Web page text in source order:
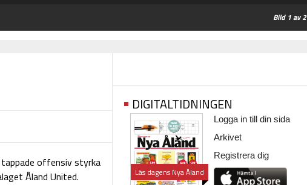
1av 2
tappade offensiv styrka
Åland United.
DIGITALTIDNINGEN
Läs dagens Nya Åland
Logga in till din sida
Arkivet
Registrera dig